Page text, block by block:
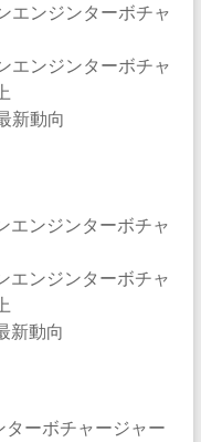
ンジンターボチャ
ンジンターボチャ
新動向
ンジンターボチャ
ンジンターボチャ
新動向
ーボチャージャー